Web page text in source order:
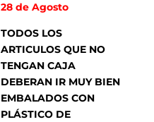
28 de Agosto
TODOS LOS
ARTICULOS QUE NO
TENGAN CAJA
DEBERAN IR MUY BIEN
EMBALADOS CON
PLÁSTICO DE